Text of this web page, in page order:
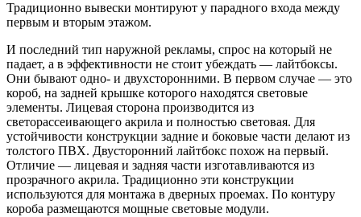
Традиционно вывески монтируют у парадного входа между
первым и вторым этажом.
И последний тип наружной рекламы, спрос на который не
падает, а в эффективности не стоит убеждать — лайтбоксы.
Они бывают одно- и двухсторонними. В первом случае — это
короб, на задней крышке которого находятся световые
элементы. Лицевая сторона производится из
светорассеивающего акрила и полностью световая. Для
устойчивости конструкции задние и боковые части делают из
толстого ПВХ. Двусторонний лайтбокс похож на первый.
Отличие — лицевая и задняя части изготавливаются из
прозрачного акрила. Традиционно эти конструкции
используются для монтажа в дверных проемах. По контуру
короба размещаются мощные световые модули.